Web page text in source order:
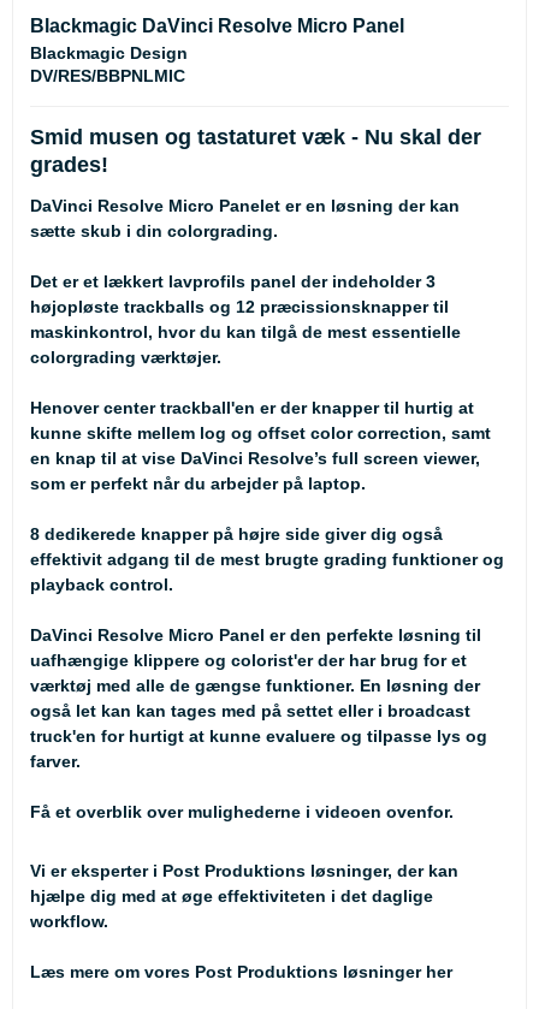
Blackmagic DaVinci Resolve Micro Panel
Blackmagic Design
DV/RES/BBPNLMIC
Smid musen og tastaturet væk - Nu skal der
grades!
DaVinci Resolve Micro Panelet er en løsning der kan
sætte skub i din colorgrading.
Det er et lækkert lavprofils panel der indeholder 3
højopløste trackballs og 12 præcissionsknapper til
maskinkontrol, hvor du kan tilgå de mest essentielle
colorgrading værktøjer.
Henover center trackball'en er der knapper til hurtig at
kunne skifte mellem log og offset color correction, samt
en knap til at vise DaVinci Resolve’s full screen viewer,
som er perfekt når du arbejder på laptop.
8 dedikerede knapper på højre side giver dig også
effektivit adgang til de mest brugte grading funktioner og
playback control.
DaVinci Resolve Micro Panel er den perfekte løsning til
uafhængige klippere og colorist'er der har brug for et
værktøj med alle de gængse funktioner. En løsning der
også let kan kan tages med på settet eller i broadcast
truck'en for hurtigt at kunne evaluere og tilpasse lys og
farver.
Få et overblik over mulighederne i videoen ovenfor.
Vi er eksperter i Post Produktions løsninger, der kan
hjælpe dig med at øge effektiviteten i det daglige
workflow.
Læs mere om vores Post Produktions løsninger her